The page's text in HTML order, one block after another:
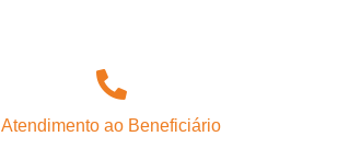
Atendimento ao Beneficiário